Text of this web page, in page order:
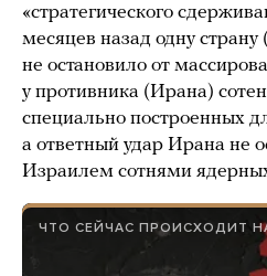
«стратегического
месяцев назад одну
не остановило от
у противника (Ирана)
специально построенных
а ответный удар Ирана не
Израилем сотнями
ЧТО СЕЙЧАС ПРОИСХОДИТ